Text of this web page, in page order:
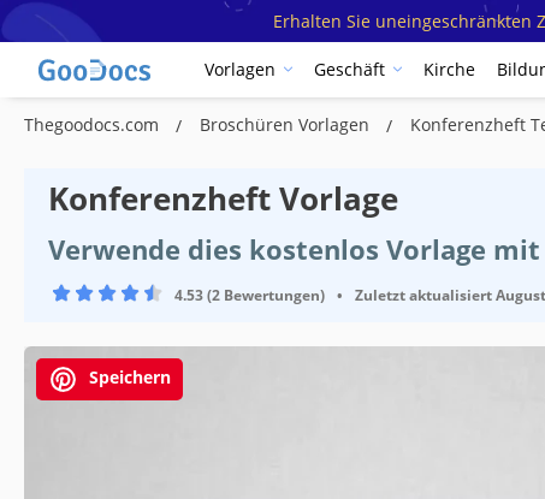
Erhalten Sie uneingeschränkten
Vorlagen Geschäft Kirche
Thegoodocs.com Broschüren Vorlagen Konferenzheft
Konferenzheft Vorlage
Verwende dies kostenlos Vorlage
4.53 (2 Bewertungen) • Zuletzt aktualisiert
Speichern